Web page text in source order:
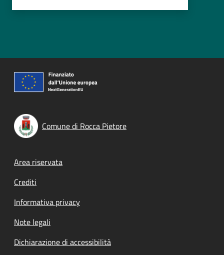
Comune di Rocca Pietore
Footer menu
Area riservata
Crediti
Informativa privacy
Note legali
Dichiarazione di accessibilità